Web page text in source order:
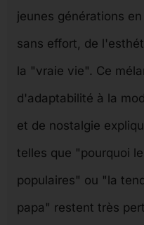
jeunes générations
sans effort, de
la "vraie vie". Ce
d'adaptabilité à la
et de nostalgie
telles que "pourquoi
populaires" ou "la
papa" restent très